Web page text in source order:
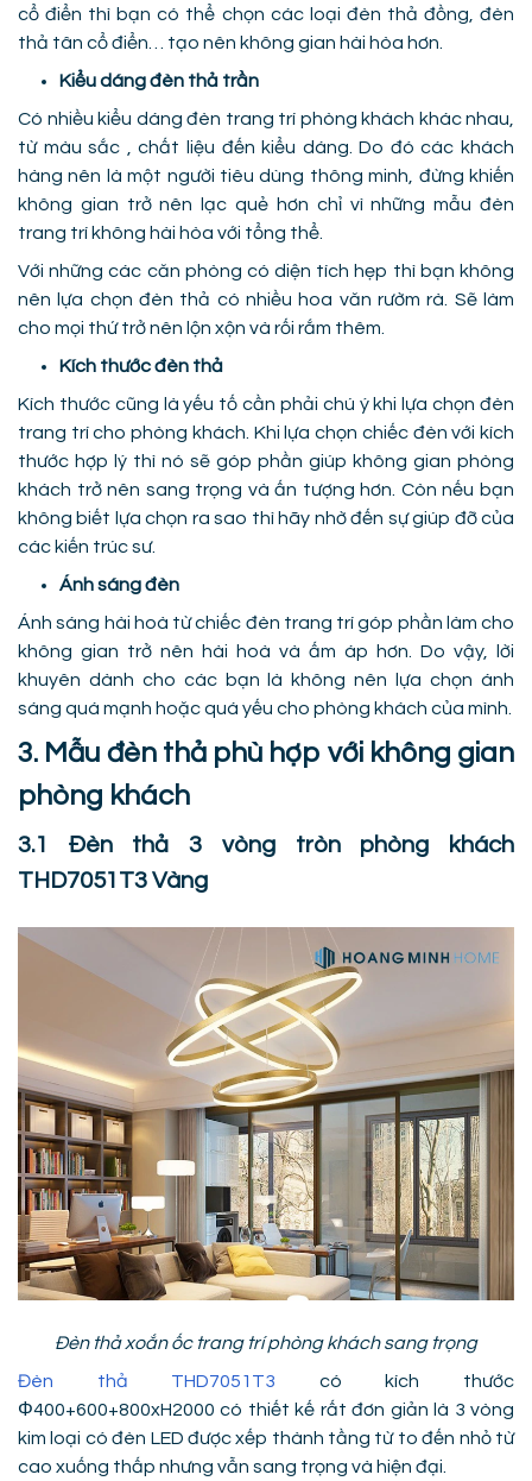
cổ điển thì bạn có thể chọn các loại đèn thả đồng, đèn
thả tân cổ điển… tạo nên không gian hài hòa hơn.
Kiểu dáng đèn thả trần
Có nhiều kiểu dáng đèn trang trí phòng khách khác nhau,
từ màu sắc , chất liệu đến kiểu dáng. Do đó các khách
hàng nên là một người tiêu dùng thông minh, đừng khiến
không gian trở nên lạc quẻ hơn chỉ vì những mẫu đèn
trang trí không hài hòa với tổng thể.
Với những các căn phòng có diện tích hẹp thì bạn không
nên lựa chọn đèn thả có nhiều hoa văn rườm rà. Sẽ làm
cho mọi thứ trở nên lộn xộn và rối rắm thêm.
Kích thước đèn thả
Kích thước cũng là yếu tố cần phải chú ý khi lựa chọn đèn
trang trí cho phòng khách. Khi lựa chọn chiếc đèn với kích
thước hợp lý thì nó sẽ góp phần giúp không gian phòng
khách trở nên sang trọng và ấn tượng hơn. Còn nếu bạn
không biết lựa chọn ra sao thì hãy nhờ đến sự giúp đỡ của
các kiến trúc sư.
Ánh sáng đèn
Ánh sáng hài hoà từ chiếc đèn trang trí góp phần làm cho
không gian trở nên hài hoà và ấm áp hơn. Do vậy, lời
khuyên dành cho các bạn là không nên lựa chọn ánh
sáng quá mạnh hoặc quá yếu cho phòng khách của mình.
3. Mẫu đèn thả phù hợp với không gian
phòng khách
3.1 Đèn thả 3 vòng tròn phòng khách
THD7051T3 Vàng
Đèn thả xoắn ốc trang trí phòng khách sang trọng
Đèn thả THD7051T3 có kích thước
Φ400+600+800xH2000 có thiết kế rất đơn giản là 3 vòng
kim loại có đèn LED được xếp thành tầng từ to đến nhỏ từ
cao xuống thấp nhưng vẫn sang trọng và hiện đại.